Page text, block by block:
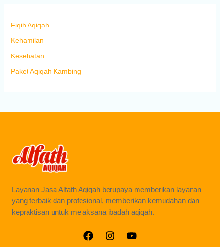
Fiqih Aqiqah
Kehamilan
Kesehatan
Paket Aqiqah Kambing
Layanan Jasa Alfath Aqiqah berupaya memberikan layanan
yang terbaik dan profesional, memberikan kemudahan dan
kepraktisan untuk melaksana ibadah aqiqah.